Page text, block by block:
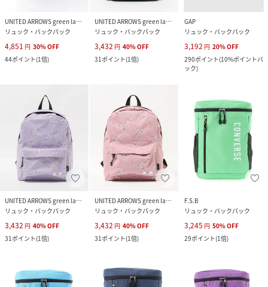
UNITED ARROWS green label relaxing
リュック・バックパック
4,851 円 30%OFF
44ポイント(1倍)
UNITED ARROWS green label relaxing
リュック・バックパック
3,432 円 40%OFF
31ポイント(1倍)
GAP
リュック・バックパック
3,192 円 20%OFF
290ポイント(10%ポイントバ
ック)
UNITED ARROWS green label relaxing
リュック・バックパック
3,432 円 40%OFF
31ポイント(1倍)
UNITED ARROWS green label relaxing
リュック・バックパック
3,432 円 40%OFF
31ポイント(1倍)
F.S.B
リュック・バックパック
3,245 円 50%OFF
29ポイント(1倍)